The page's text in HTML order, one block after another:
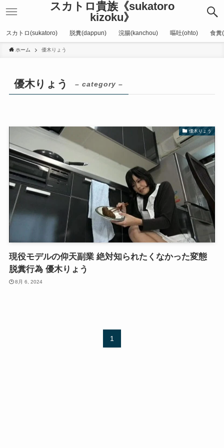
スカトロ貴族《sukatoro
kizoku》
スカトロ(sukatoro) 脱糞(dappun) 浣腸(kanchou) 嘔吐(ohto) 食糞
ホーム 優木りょう
優木りょう – category –
優木りょう
現役モデルの仰天副業 絶対知られたくなかった変態
脱糞行為 優木りょう
8月 6, 2024
1